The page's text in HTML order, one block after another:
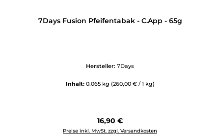
7Days Fusion Pfeifentabak - C.App - 65g
Hersteller: 7Days
Inhalt: 0.065 kg (260,00 € / 1 kg)
Regulärer Preis:
16,90 €
Preise inkl. MwSt. zzgl. Versandkosten